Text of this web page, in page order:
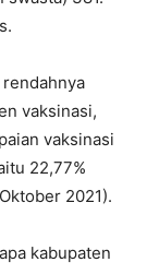
vaksinasi,
vaksinasi
22,77%
2021).
kabupaten